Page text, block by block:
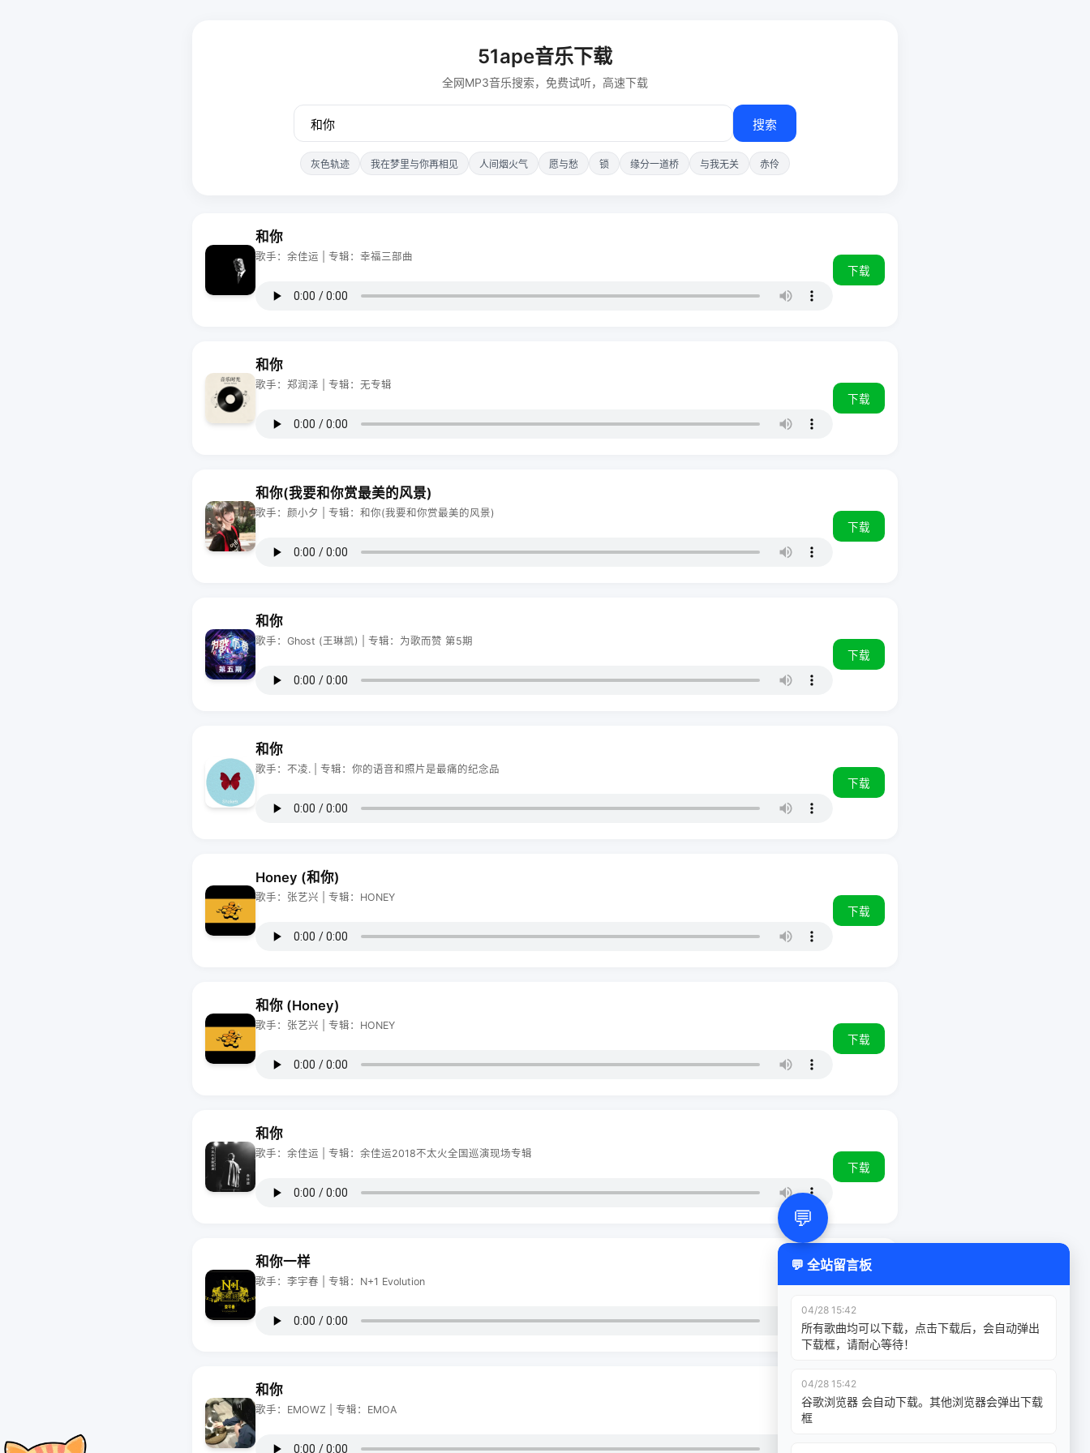
51ape音乐下载
全网MP3音乐搜索，免费试听，高速下载
搜索
灰色轨迹 我在梦里与你再相见 人间烟火气 愿与愁 锁 缘分一道桥 与我无关 赤伶
和你
歌手：余佳运 | 专辑：幸福三部曲
下载
和你
歌手：郑润泽 | 专辑：无专辑
下载
和你(我要和你赏最美的风景)
歌手：颜小夕 | 专辑：和你(我要和你赏最美的风景)
下载
和你
歌手：Ghost (王琳凯) | 专辑：为歌而赞 第5期
下载
和你
歌手：不凌. | 专辑：你的语音和照片是最痛的纪念品
下载
Honey (和你)
歌手：张艺兴 | 专辑：HONEY
下载
和你 (Honey)
歌手：张艺兴 | 专辑：HONEY
下载
和你
歌手：余佳运 | 专辑：余佳运2018不太火全国巡演现场专辑
下载
和你一样
歌手：李宇春 | 专辑：N+1 Evolution
和你
歌手：EMOWZ | 专辑：EMOA
💬
💬 全站留言板
04/28 15:42
所有歌曲均可以下载，点击下载后，会自动弹出
下载框，请耐心等待！
04/28 15:42
谷歌浏览器 会自动下载。其他浏览器会弹出下载
框